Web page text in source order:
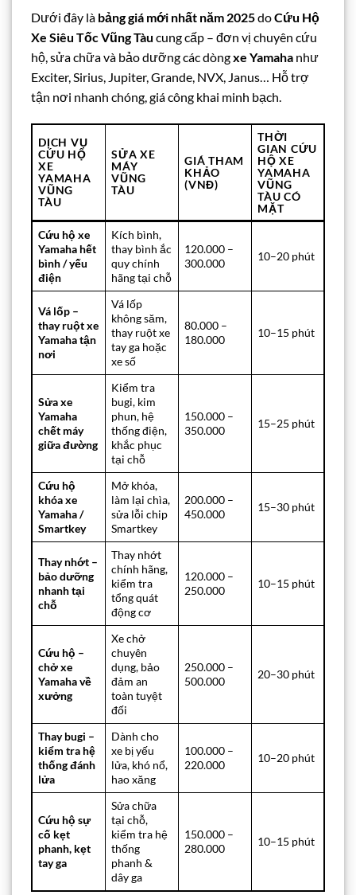
Dưới đây là bảng giá mới nhất năm 2025doCứu Hộ
Xe Siêu Tốc Vũng Tàu cung cấp – đơn vị chuyên cứu
hộ, sửa chữa và bảo dưỡng các dòngxe Yamaha như
Exciter, Sirius, Jupiter, Grande, NVX, Janus… Hỗ trợ
tận nơi nhanh chóng, giá công khai minh bạch.
DỊCH VỤ
CỨU HỘ
XE
YAMAHA
VŨNG
TÀU
SỬA XE
MÁY
VŨNG
TÀU
GIÁ THAM
KHẢO
(VNĐ)
THỜI
GIAN CỨU
HỘ XE
YAMAHA
VŨNG
TÀU CÓ
MẶT
Cứu hộ xe
Yamaha hết
bình / yếu
điện
Kích bình,
thay bình ắc
quy chính
hãng tại chỗ
120.000 –
300.000
10–20 phút
Vá lốp –
thay ruột xe
Yamaha tận
nơi
Vá lốp
không săm,
thay ruột xe
tay ga hoặc
xe số
80.000 –
180.000
10–15 phút
Sửa xe
Yamaha
chết máy
giữa đường
Kiểm tra
bugi, kim
phun, hệ
thống điện,
khắc phục
tại chỗ
150.000 –
350.000
15–25 phút
Cứu hộ
khóa xe
Yamaha /
Smartkey
Mở khóa,
làm lại chìa,
sửa lỗi chip
Smartkey
200.000 –
450.000
15–30 phút
Thay nhớt –
bảo dưỡng
nhanh tại
chỗ
Thay nhớt
chính hãng,
kiểm tra
tổng quát
động cơ
120.000 –
250.000
10–15 phút
Cứu hộ –
chở xe
Yamaha về
xưởng
Xe chở
chuyên
dụng, bảo
đảm an
toàn tuyệt
đối
250.000 –
500.000
20–30 phút
Thay bugi –
kiểm tra hệ
thống đánh
lửa
Dành cho
xe bị yếu
lửa, khó nổ,
hao xăng
100.000 –
220.000
10–20 phút
Cứu hộ sự
cố kẹt
phanh, kẹt
tay ga
Sửa chữa
tại chỗ,
kiểm tra hệ
thống
phanh &
dây ga
150.000 –
280.000
10–15 phút